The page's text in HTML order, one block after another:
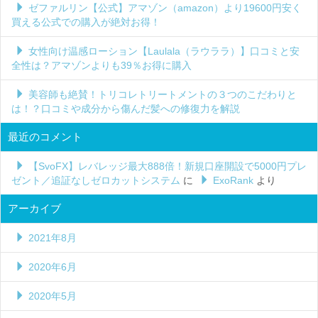
ゼファルリン【公式】アマゾン（amazon）より19600円安く
買える公式での購入が絶対お得！
女性向け温感ローション【Laulala（ラウララ）】口コミと安
全性は？アマゾンよりも39％お得に購入
美容師も絶賛！トリコレトリートメントの３つのこだわりと
は！？口コミや成分から傷んだ髪への修復力を解説
最近のコメント
【SvoFX】レバレッジ最大888倍！新規口座開設で5000円プレ
ゼント／追証なしゼロカットシステム に ExoRank より
アーカイブ
2021年8月
2020年6月
2020年5月